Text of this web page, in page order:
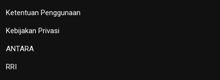
Ketentuan Penggunaan
Kebijakan Privasi
ANTARA
RRI